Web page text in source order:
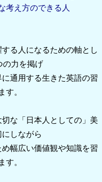
考え方のできる人
る人になるための軸とし
の力を掲げ
通用する生きた英語の習
。
な「日本人としての」美
しながら
幅広い価値観や知識を習
。